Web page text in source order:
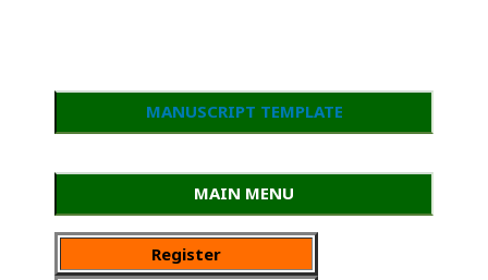
MANUSCRIPT TEMPLATE
MAIN MENU
Register